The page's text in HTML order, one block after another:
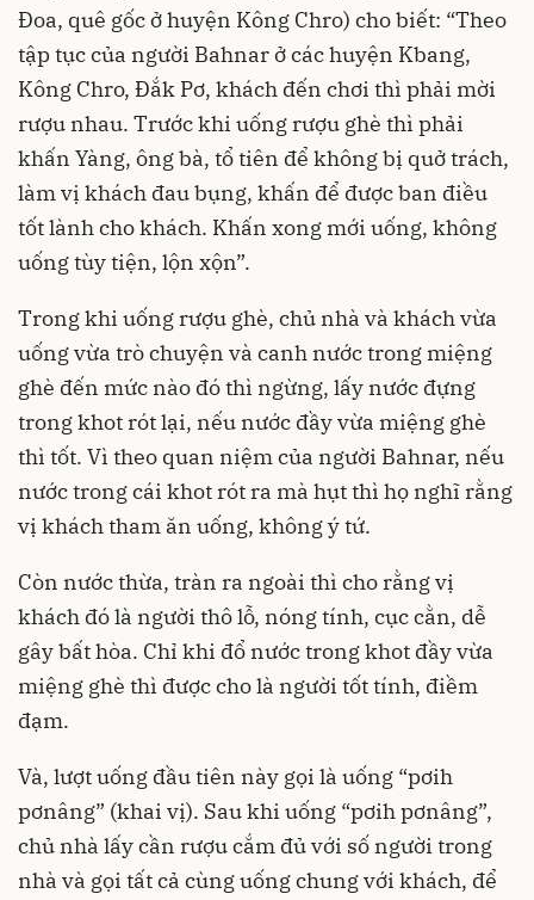
Đoa, quê gốc ở huyện Kông Chro) cho biết: “Theo
tập tục của người Bahnar ở các huyện Kbang,
Kông Chro, Đắk Pơ, khách đến chơi thì phải mời
rượu nhau. Trước khi uống rượu ghè thì phải
khấn Yàng, ông bà, tổ tiên để không bị quở trách,
làm vị khách đau bụng, khấn để được ban điều
tốt lành cho khách. Khấn xong mới uống, không
uống tùy tiện, lộn xộn”.
Trong khi uống rượu ghè, chủ nhà và khách vừa
uống vừa trò chuyện và canh nước trong miệng
ghè đến mức nào đó thì ngừng, lấy nước đựng
trong khot rót lại, nếu nước đầy vừa miệng ghè
thì tốt. Vì theo quan niệm của người Bahnar, nếu
nước trong cái khot rót ra mà hụt thì họ nghĩ rằng
vị khách tham ăn uống, không ý tứ.
Còn nước thừa, tràn ra ngoài thì cho rằng vị
khách đó là người thô lỗ, nóng tính, cục cằn, dễ
gây bất hòa. Chỉ khi đổ nước trong khot đầy vừa
miệng ghè thì được cho là người tốt tính, điềm
đạm.
Và, lượt uống đầu tiên này gọi là uống “pơih
pơnâng” (khai vị). Sau khi uống “pơih pơnâng”,
chủ nhà lấy cần rượu cắm đủ với số người trong
nhà và gọi tất cả cùng uống chung với khách, để